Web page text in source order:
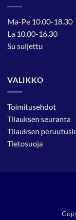
Ma-Pe 10.00-18.30
La 10.00-16.30
Su suljettu
VALIKKO
Toimitusehdot
Tilauksen seuranta
Tilauksen
Tietosuoja